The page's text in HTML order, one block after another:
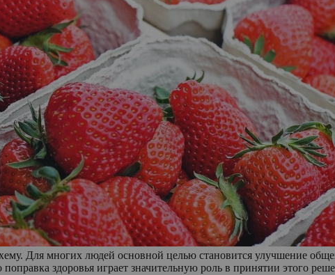
Для многих людей основной целью становится улучшение
здоровья играет значительную роль в принятии этого